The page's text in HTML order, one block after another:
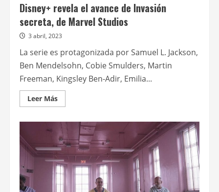
Disney+ revela el avance de Invasión
secreta, de Marvel Studios
3 abril, 2023
La serie es protagonizada por Samuel L. Jackson,
Ben Mendelsohn, Cobie Smulders, Martin
Freeman, Kingsley Ben-Adir, Emilia...
Leer MásLeer
más
Disney+
revela
el
avance
de
Invasión
secreta,
de
Marvel
Studios